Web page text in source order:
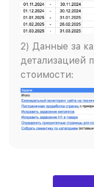
2) Данные за
детализацией
стоимости: